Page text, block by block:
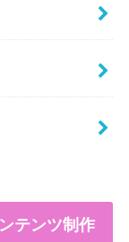
テンツ制作